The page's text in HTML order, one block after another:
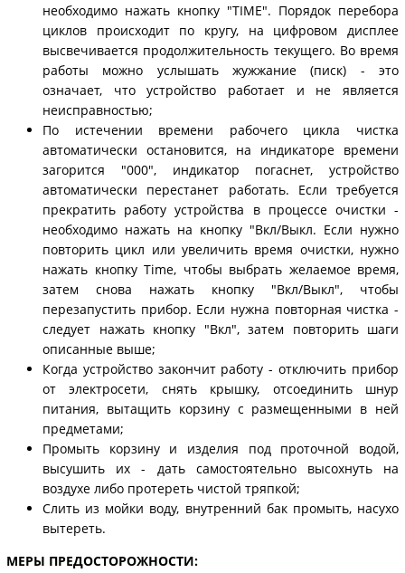
необходимо нажать кнопку "TIME". Порядок перебора
циклов происходит по кругу, на цифровом дисплее
высвечивается продолжительность текущего. Во время
работы можно услышать жужжание (писк) - это
означает, что устройство работает и не является
неисправностью;
По истечении времени рабочего цикла чистка
автоматически остановится, на индикаторе времени
загорится "000", индикатор погаснет, устройство
автоматически перестанет работать. Если требуется
прекратить работу устройства в процессе очистки -
необходимо нажать на кнопку "Вкл/Выкл. Если нужно
повторить цикл или увеличить время очистки, нужно
нажать кнопку Time, чтобы выбрать желаемое время,
затем снова нажать кнопку "Вкл/Выкл", чтобы
перезапустить прибор. Если нужна повторная чистка -
следует нажать кнопку "Вкл", затем повторить шаги
описанные выше;
Когда устройство закончит работу - отключить прибор
от электросети, снять крышку, отсоединить шнур
питания, вытащить корзину с размещенными в ней
предметами;
Промыть корзину и изделия под проточной водой,
высушить их - дать самостоятельно высохнуть на
воздухе либо протереть чистой тряпкой;
Слить из мойки воду, внутренний бак промыть, насухо
вытереть.
МЕРЫ ПРЕДОСТОРОЖНОСТИ: